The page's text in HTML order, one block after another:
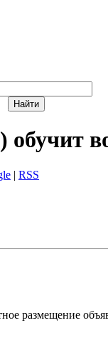
обучит
| RSS
размещение